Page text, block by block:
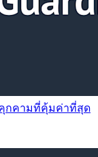
คุกคามที่คุ้มค่าที่สุด